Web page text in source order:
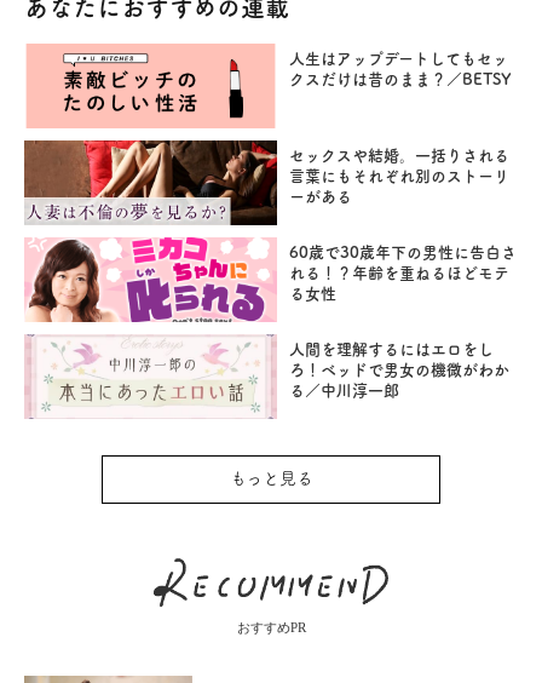
あなたにおすすめの連載
人生はアップデートしてもセッ
クスだけは昔のまま？／BETSY
セックスや結婚。一括りされる
言葉にもそれぞれ別のストーリ
ーがある
60歳で30歳年下の男性に告白さ
れる！？年齢を重ねるほどモテ
る女性
人間を理解するにはエロをし
ろ！ベッドで男女の機微がわか
る／中川淳一郎
もっと見る
おすすめPR